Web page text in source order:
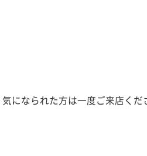
気になられた方は一度ご来店くだ